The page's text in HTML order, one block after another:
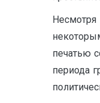
Несмотря
печатью
периода